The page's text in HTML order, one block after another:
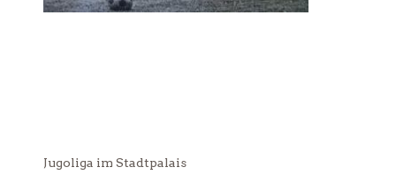
Jugoliga im Stadtpalais